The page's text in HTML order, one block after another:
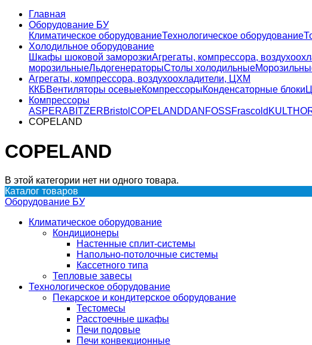
Главная
Оборудование БУ
Климатическое оборудованиеТехнологическое оборудование
Холодильное оборудование
Шкафы шоковой заморозкиАгрегаты, компрессора,
морозильныеЛьдогенераторыСтолы холодильные
Агрегаты, компрессора, воздухоохладители, ЦХМ
ККБВентиляторы осевыеКомпрессорыКонденсаторные блоки
Компрессоры
ASPERABITZERBristol COPELANDDANFOSSFrascold
COPELAND
COPELAND
В этой категории нет ни одного товара.
Каталог товаров
Оборудование БУ
Климатическое оборудование
Кондиционеры
Настенные сплит-системы
Напольно-потолочные системы
Кассетного типа
Тепловые завесы
Технологическое оборудование
Пекарское и кондитерское оборудование
Тестомесы
Расстоечные шкафы
Печи подовые
Печи конвекционные